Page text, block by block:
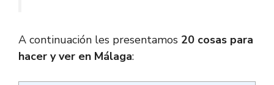
A continuación les presentamos 20 cosas para
hacer y ver en Málaga: